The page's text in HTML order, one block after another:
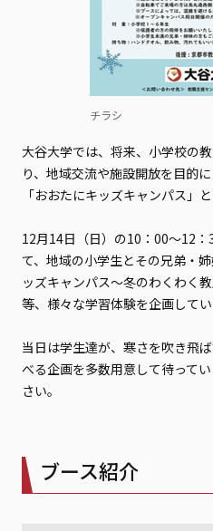
チラシ
大谷大学では、将来、小学校の
り、地域交流や施設開放を目的
「おおたにキッズキャンパス」
12月14日（日）の10：00～12
て、地域の小学生とその兄弟・
ッズキャンパス～冬のわくわく
等、様々な学習体験を企画してい
当日は学生達が、寒さを吹き飛
べる企画を多数用意して待って
さい。
ブース紹介